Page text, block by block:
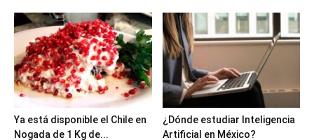
Ya está disponible el Chile en
Nogada de 1 Kg de...
¿Dónde estudiar Inteligencia
Artificial en México?